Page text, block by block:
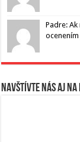
Padre:
Navštívte nás aj na